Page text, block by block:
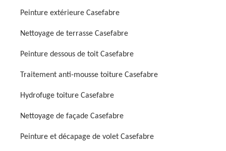
Peinture extérieure Casefabre
Nettoyage de terrasse Casefabre
Peinture dessous de toit Casefabre
Traitement anti-mousse toiture Casefabre
Hydrofuge toiture Casefabre
Nettoyage de façade Casefabre
Peinture et décapage de volet Casefabre